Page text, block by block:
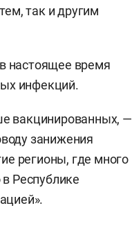
так и другим
настоящее время
инфекций.
вакцинированных, —
занижения
регионы, где много
Республике